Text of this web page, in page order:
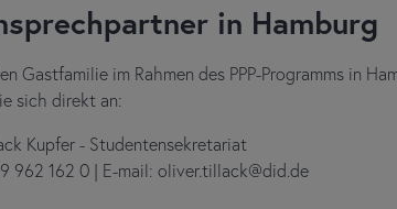
in Hamburg
Gastfamilie im Rahmen des PPP-Programms in
sich direkt an:
Kupfer - Studentensekretariat
962 162 0 | E-mail: oliver.tillack@did.de